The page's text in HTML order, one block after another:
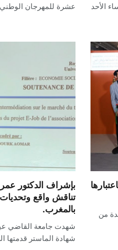
الأحد
عشرة للمهرجان
من
بإشراف الدكتور عمر
تناقش واقع
بالمغرب.
شهدت جامعة القاضي
شهادة الماستر قدمتها